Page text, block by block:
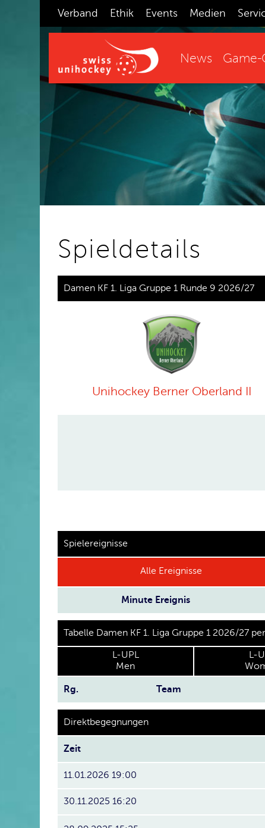
Verband Ethik Events Medien
News
Spieldetails
Damen KF 1. Liga Gruppe 1 Runde 9 2026/27
Unihockey Berner Oberland II
Spielereignisse
Alle Ereignisse
Minute Ereignis
Tabelle Damen KF 1. Liga Gruppe 1 2026/27
L-UPL
Men
L-
Rg. Team
Direktbegegnungen
Zeit
11.01.2026 19:00
30.11.2025 16:20